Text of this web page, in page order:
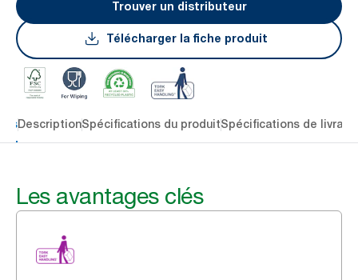
Trouver un distributeur
Télécharger la fiche produit
DescriptionSpécifications du produitSpécifications de
Les avantages clés